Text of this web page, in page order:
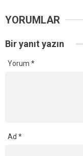
YORUMLAR
Bir yanıt yazın
Yorum *
Ad *